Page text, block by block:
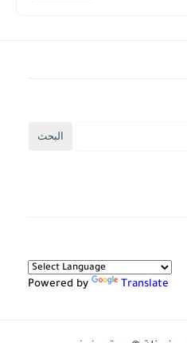
Powered by Translate